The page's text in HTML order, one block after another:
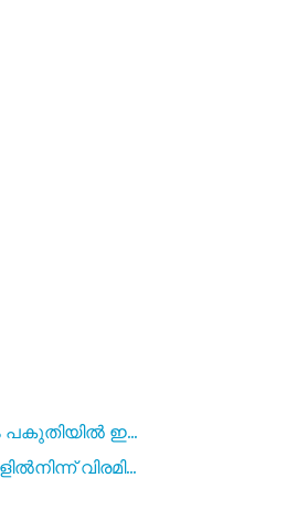
പകുതിയിൽ ഇ...
വിരമി...